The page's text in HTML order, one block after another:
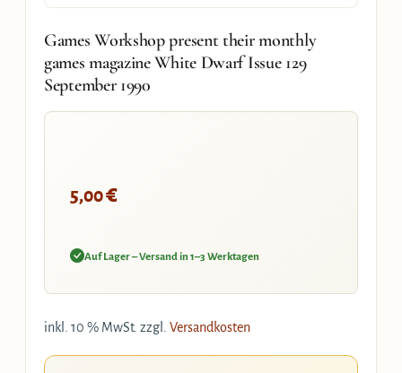
Games Workshop present their monthly
games magazine White Dwarf Issue 129
September 1990
5,00€
Auf Lager – Versand in 1–3 Werktagen
inkl. 10 % MwSt. zzgl. Versandkosten